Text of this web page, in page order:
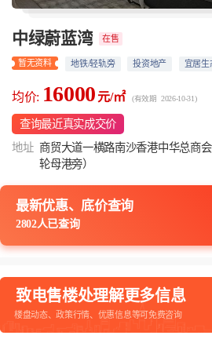
中绿蔚蓝湾 在售
暂无资料 地铁/轻轨旁 投资地产 宜居生
均价: 16000 元/㎡ (有效期 2026-10-31)
查询最近真实成交价
地址 商贸大道一横路南沙香港中华总商
轮母港旁）
最新优惠、底价查询
2802人已查询
致电售楼处理解更多信息
楼盘动态、政策行情、优惠信息等可免费咨询